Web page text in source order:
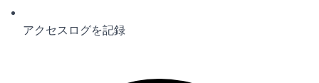
アクセスログを記録